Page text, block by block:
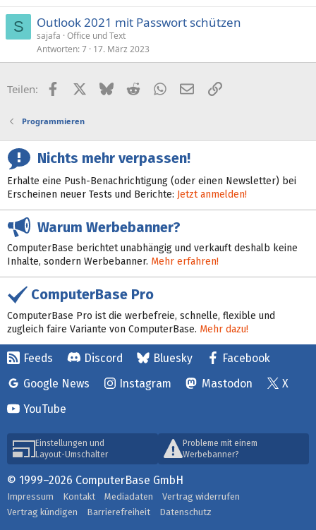
S Outlook 2021 mit Passwort schützen
sajafa Office und Text
Antworten 7 17. März 2023
Teilen: FacebookX (Twitter)
BlueskyRedditWhatsApp
E-MailLink
Programmieren
Nichts mehr verpassen!
Erhalte eine Push-Benachrichtigung (oder einen Newsletter) bei
Erscheinen neuer Tests und Berichte: Jetzt anmelden!
Warum Werbebanner?
ComputerBase berichtet unabhängig und verkauft deshalb keine
Inhalte, sondern Werbebanner. Mehr erfahren!
ComputerBase Pro
ComputerBase Pro ist die werbefreie, schnelle, flexible und
zugleich faire Variante von ComputerBase. Mehr dazu!
Feeds Discord Bluesky
Facebook
Google News
Instagram Mastodon
X
YouTube
Einstellungen und
Layout-Umschalter
Probleme mit einem
Werbebanner?
© 1999–2026 ComputerBase GmbH
Impressum Kontakt Mediadaten
Vertrag widerrufen
Vertrag kündigen
Barrierefreiheit Datenschutz